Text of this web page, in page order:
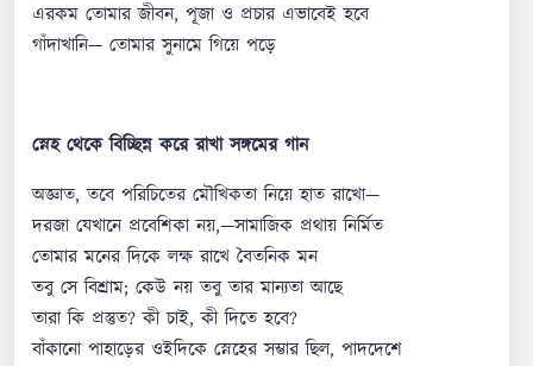
এরকম তোমার জীবন, পূজা ও প্রচার এভাবেই হবে
গাঁদাখানি— তোমার সুনামে গিয়ে পড়ে
স্নেহ থেকে বিচ্ছিন্ন করে রাখা সঙ্গমের গান
অজ্ঞাত, তবে পরিচিতের মৌখিকতা নিয়ে হাত রাখো—
দরজা যেখানে প্রবেশিকা নয়,—সামাজিক প্রথায় নির্মিত
তোমার মনের দিকে লক্ষ রাখে বৈতনিক মন
তবু সে বিশ্রাম; কেউ নয় তবু তার মান্যতা আছে
তারা কি প্রস্তুত? কী চাই, কী দিতে হবে?
বাঁকানো পাহাড়ের ওইদিকে স্নেহের সম্ভার ছিল, পাদদেশে